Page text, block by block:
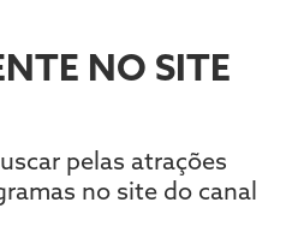
NO SITE
pelas atrações
no site do canal